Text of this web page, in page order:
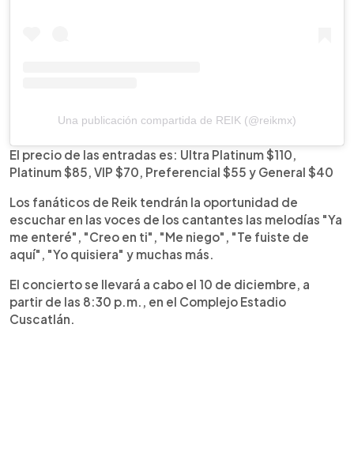
Una publicación compartida de REIK (@reikmx)
El precio de las entradas es: Ultra Platinum $110,
Platinum $85, VIP $70, Preferencial $55 y General $40
Los fanáticos de Reik tendrán la oportunidad de
escuchar en las voces de los cantantes las melodías "Ya
me enteré", "Creo en ti", "Me niego", "Te fuiste de
aquí", "Yo quisiera" y muchas más.
El concierto se llevará a cabo el 10 de diciembre, a
partir de las 8:30 p.m., en el Complejo Estadio
Cuscatlán.